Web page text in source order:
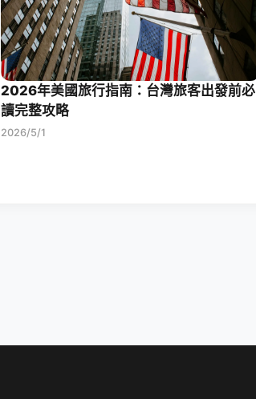
2026年美國旅行指南：台灣旅客出發前必
讀完整攻略
2026/5/1